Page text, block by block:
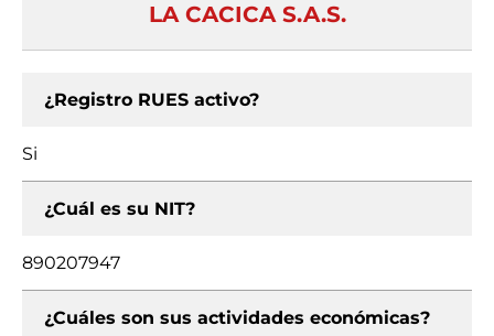
LA CACICA S.A.S.
¿Registro RUES activo?
Si
¿Cuál es su NIT?
890207947
¿Cuáles son sus actividades económicas?